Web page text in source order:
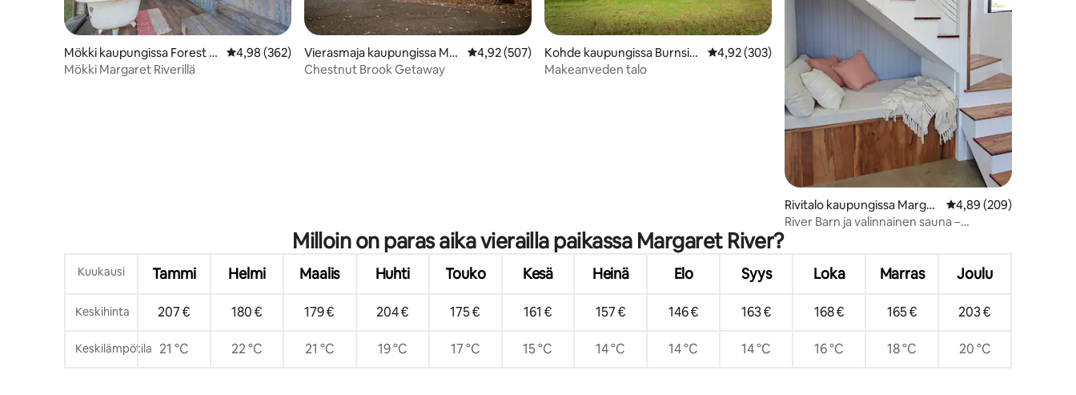
Mökki kaupungissa Forest G
rove
Keskimääräinen arvio 4,98/5, 362 arvostelua
4,98 (362)
Mökki Margaret Riverillä
Vierasmaja kaupungissa Mar
garet River
Keskimääräinen arvio 4,92/5, 507 arvostelua
4,92 (507)
Chestnut Brook Getaway
Kohde kaupungissa Burnsid
e
Keskimääräinen arvio 4,92/5, 303 arvostelua
4,92 (303)
Makeanveden talo
Rivitalo kaupungissa Margar
et River
Keskimääräinen arvio
4,89 (209)
River Barn ja valinnainen sauna –
Milloin on paras aika vierailla paikassa Margaret River?
Kuukausi Tammi Helmi Maalis Huhti Touko Kesä Heinä Elo Syys Loka Marras Joulu
Keskihinta 207 € 180 € 179 € 204 € 175 € 161 € 157 € 146 € 163 € 168 € 165 € 203 €
Keskilämpötila 21 °C 22 °C 21 °C 19 °C 17 °C 15 °C 14 °C 14 °C 14 °C 16 °C 18 °C 20 °C